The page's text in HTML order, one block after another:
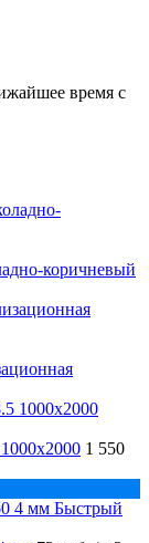
время с
коричневый
1 550
Быстрый